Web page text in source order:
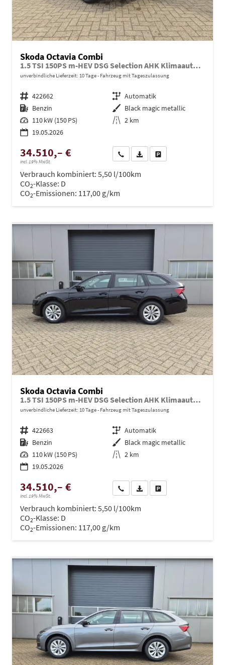
Skoda Octavia Combi
1.5 TSI 150PS m-HEV DSG Selection AHK Klimaautomatik ACC PDC v+h Rückf.Kamera Sitzheizung TWA Apple CarPlay Android Auto 16"LM
unverbindliche Lieferzeit: 10 Tage Fahrzeug mit Tageszulassung
Fahrzeugnr. 422662 Getriebe Automatik
Kraftstoff Benzin Außenfarbe Black magic metallic
Leistung 110 kW (150 PS) Kilometerstand 2 km
19.05.2026
34.510,– €
incl. 19% MwSt.
Wir rufen Sie anPDF-Datei, Fahrzeugexposé
Verbrauch kombiniert: 5,50 l/100km
CO2-Klasse: D
CO2-Emissionen: 117,00 g/km
Skoda Octavia Combi
1.5 TSI 150PS m-HEV DSG Selection AHK Klimaautomatik ACC PDC v+h Rückf.Kamera Sitzheizung TWA Apple CarPlay Android Auto 16"LM
unverbindliche Lieferzeit: 10 Tage Fahrzeug mit Tageszulassung
Fahrzeugnr. 422663 Getriebe Automatik
Kraftstoff Benzin Außenfarbe Black magic metallic
Leistung 110 kW (150 PS) Kilometerstand 2 km
19.05.2026
34.510,– €
incl. 19% MwSt.
Wir rufen Sie anPDF-Datei, Fahrzeugexposé
Verbrauch kombiniert: 5,50 l/100km
CO2-Klasse: D
CO2-Emissionen: 117,00 g/km